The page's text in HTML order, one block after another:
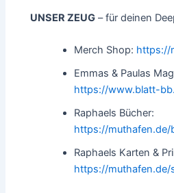
UNSER ZEUG – für deinen
Merch Shop: https://
Emmas & Paulas
https://www.blatt-
Raphaels Bücher:
https://muthafen.de/
Raphaels Karten &
https://muthafen.de/